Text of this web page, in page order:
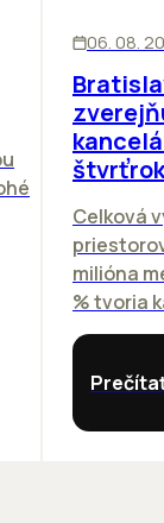
06. 08.
Celková
milióna
% tvoria